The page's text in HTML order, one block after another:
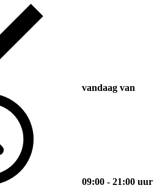
vandaag van
09:00 - 21:00 uur